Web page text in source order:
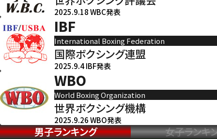
2025.9.18 WBC発表
IBF
International Boxing Federation
国際ボクシング連盟
2025.9.4 IBF発表
WBO
World Boxing Organization
世界ボクシング機構
2025.9.26 WBO発表
男子ランキング 女子ランキ